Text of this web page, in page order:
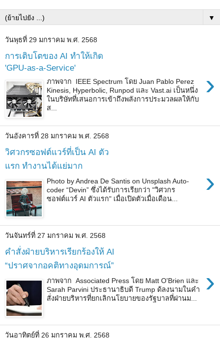
▼
วันพุธที่ 29 มกราคม พ.ศ. 2568
การเติบโตของ AI ทำให้เกิด
'GPU-as-a-Service'
›
ภาพจาก IEEE Spectrum โดย Juan Pablo Perez
Kinesis, Hyperbolic, Runpod และ Vast.ai เป็นหนึ่ง
ในบริษัทที่เสนอการเข้าถึงพลังการประมวลผลให้กับ
ส...
วันอังคารที่ 28 มกราคม พ.ศ. 2568
วิศวกรซอฟต์แวร์ที่เป็น AI ตัว
แรก ทำงานได้แย่มาก
›
Photo by Andrea De Santis on Unsplash Auto-
coder “Devin” ซึ่งได้รับการเรียกว่า "วิศวกร
ซอฟต์แวร์ AI ตัวแรก" เมื่อเปิดตัวเมื่อเดือน...
วันจันทร์ที่ 27 มกราคม พ.ศ. 2568
คำสั่งฝ่ายบริหารเรียกร้องให้ AI
“ปราศจากอคติทางอุดมการณ์”
›
ภาพจาก Associated Press โดย Matt O'Brien และ
Sarah Parvini ประธานาธิบดี Trump ด้ลงนามในคำ
สั่งฝ่ายบริหารที่ยกเลิกนโยบายของรัฐบาลที่ผ่านม...
วันอาทิตย์ที่ 26 มกราคม พ.ศ. 2568